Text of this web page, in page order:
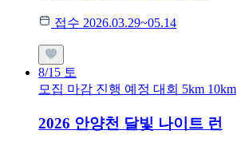
접수 2026.03.29~05.14
8/15 토
모집 마감 진행 예정 대회 5km 10km
2026 안양천 달빛 나이트 런